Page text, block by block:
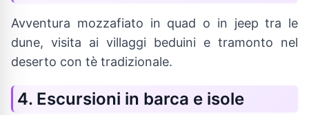
Avventura mozzafiato in quad o in jeep tra le
dune, visita ai villaggi beduini e tramonto nel
deserto con tè tradizionale.
4. Escursioni in barca e isole